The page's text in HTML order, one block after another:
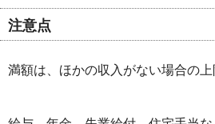
注意点
満額は、ほかの収入がない場合の上